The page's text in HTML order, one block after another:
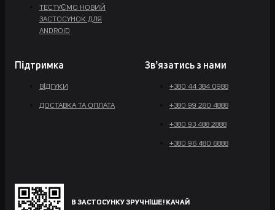
ТЕСТУЄМО НОВИЙ
ЗАСТОСУНОК ДЛЯ
ANDROID
Підтримка
ВІДГУКИ
ДОСТАВКА ТА ОПЛАТА
Звʼязатись з нами
+380 44 384 0988
+380 99 280 4888
+380 93 488 2888
+380 96 480 6888
В ЗАСТОСУНКУ ЗРУЧНІШЕ! КАЧАЙ